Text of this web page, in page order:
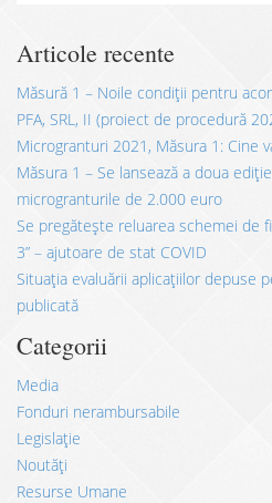
Articole recente
Măsură 1 – Noile condiții pentru
PFA, SRL, II (proiect de procedură
Microgranturi 2021, Măsura 1: Cine
Măsura 1 – Se lansează a doua
microgranturile de 2.000 euro
Se pregătește reluarea schemei de
3” – ajutoare de stat COVID
Situația evaluării aplicațiilor depuse
publicată
Categorii
Media
Fonduri nerambursabile
Legislație
Noutăți
Resurse Umane